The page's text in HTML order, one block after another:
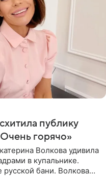
публику
горячо»
Волкова удивила
в купальнике.
русской бани. Волкова